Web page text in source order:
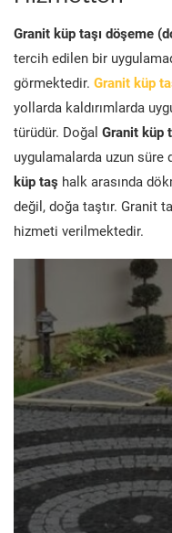
Granit küp taşı döşeme
tercih edilen bir
görmektedir. Granit küp
yollarda kaldırımlarda
türüdür. Doğal Granit küp
uygulamalarda uzun süre
küp taş halk arasında
değil, doğa taştır. Granit
hizmeti verilmektedir.